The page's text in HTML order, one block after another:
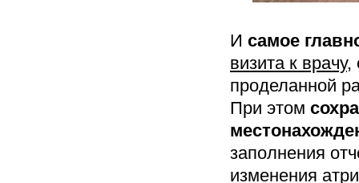
И самое
визита к врачу,
проделанной
При этом
заполнения
изменения